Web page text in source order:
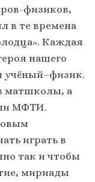
физиков,
в те времена
Каждая
нашего
учёный–физик.
матшколы, а
МФТИ.
играть в
так и чтобы
мириады